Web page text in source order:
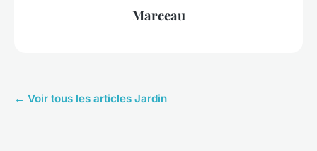
Marceau
← Voir tous les articles Jardin